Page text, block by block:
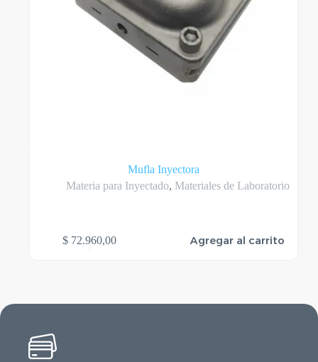
Mufla Inyectora
Materia para Inyectado, Materiales de Laboratorio
$ 72.960,00 Agregar al carrito